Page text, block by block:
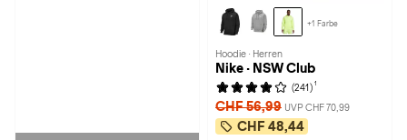
+1 Farbe
Hoodie · Herren
Nike · NSW Club
(241) 1
CHF 56,99 UVP CHF 70,99
CHF 48,44